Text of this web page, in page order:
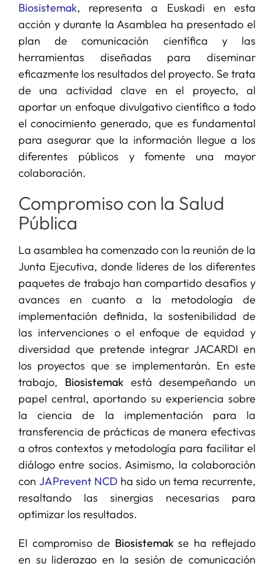
Biosistemak, representa a Euskadi en esta
acción y durante la Asamblea ha presentado el
plan de comunicación científica y las
herramientas diseñadas para diseminar
eficazmente los resultados del proyecto. Se trata
de una actividad clave en el proyecto, al
aportar un enfoque divulgativo científico a todo
el conocimiento generado, que es fundamental
para asegurar que la información llegue a los
diferentes públicos y fomente una mayor
colaboración.
Compromiso con la Salud
Pública
La asamblea ha comenzado con la reunión de la
Junta Ejecutiva, donde líderes de los diferentes
paquetes de trabajo han compartido desafíos y
avances en cuanto a la metodología de
implementación definida, la sostenibilidad de
las intervenciones o el enfoque de equidad y
diversidad que pretende integrar JACARDI en
los proyectos que se implementarán. En este
trabajo, Biosistemakestá desempeñando un
papel central, aportando su experiencia sobre
la ciencia de la implementación para la
transferencia de prácticas de manera efectivas
a otros contextos y metodología para facilitar el
diálogo entre socios. Asimismo, la colaboración
con JAPrevent NCD ha sido un tema recurrente,
resaltando las sinergias necesarias para
optimizar los resultados.
El compromiso de Biosistemakse ha reflejado
en su liderazgo en la sesión de comunicación